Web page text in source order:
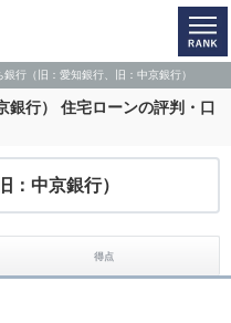
銀行（旧：愛知銀行、旧：中京銀行）
行）
住宅ローンの評判・口
：中京銀行）
得点